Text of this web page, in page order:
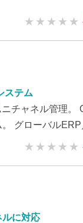
ステム
チャネル管理。
グローバルERP
ルに対応